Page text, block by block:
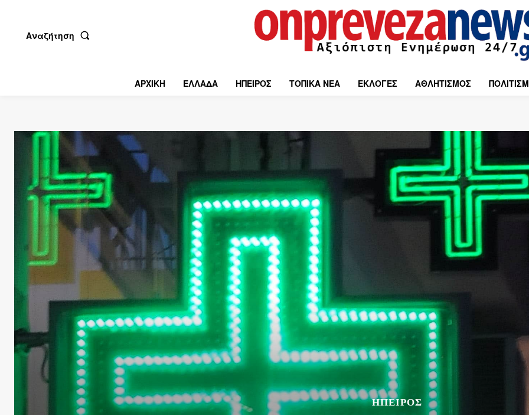
Αναζήτηση
ΑΡΧΙΚΗ ΕΛΛΑΔΑ ΗΠΕΙΡΟΣ ΤΟΠΙΚΑ ΝΕΑ ΕΚΛΟΓΕΣ ΑΘΛΗΤΙΣΜΟΣ
ΉΠΕΙΡΟΣ